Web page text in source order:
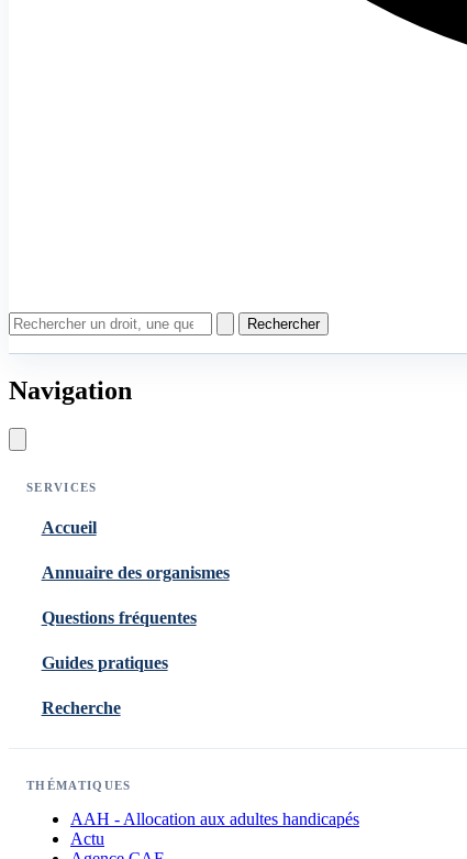
Rechercher
Navigation
SERVICES
Accueil
Annuaire des organismes
Questions fréquentes
Guides pratiques
Recherche
THÉMATIQUES
AAH - Allocation aux adultes handicapés
Actu